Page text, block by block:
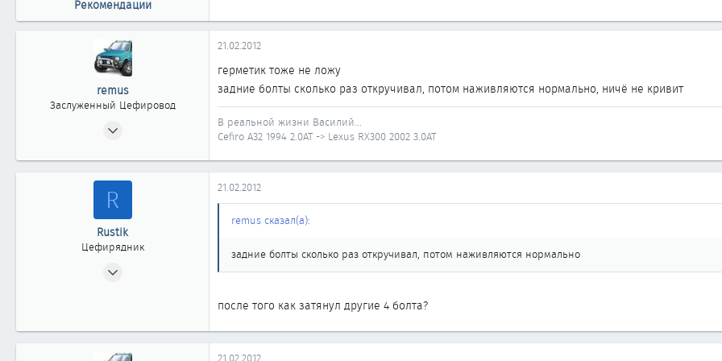
Рекомендации
remus
Заслуженный Цефировод
6
Иркутская область
21.02.2012
герметик тоже не ложу
задние болты сколько раз откручивал, потом наживляются нормально, ничё не кривит
В реальной жизни Василий...
Cefiro A32 1994 2.0AT -> Lexus RX300 2002 3.0AT
R
Rustik
Цефирядник
61
21.02.2012
remus сказал(а):
задние болты сколько раз откручивал, потом наживляются нормально
после того как затянул другие 4 болта?